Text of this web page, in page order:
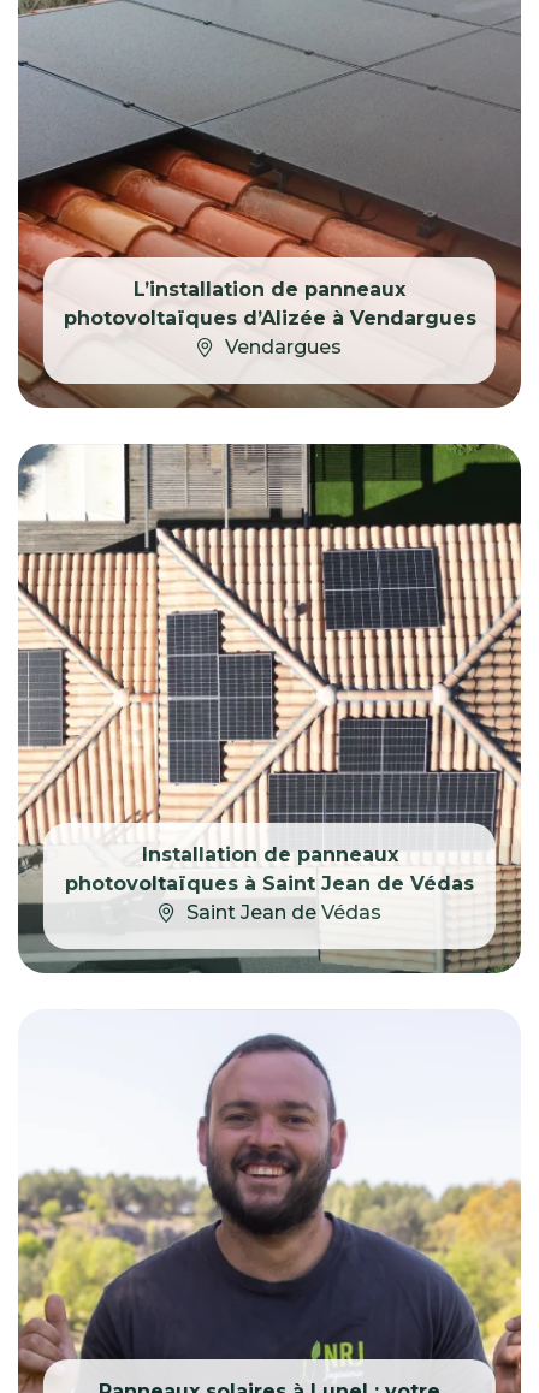
L’installation de panneaux
photovoltaïques d’Alizée à Vendargues
Vendargues
Installation de panneaux
photovoltaïques à Saint Jean de Védas
Saint Jean de Védas